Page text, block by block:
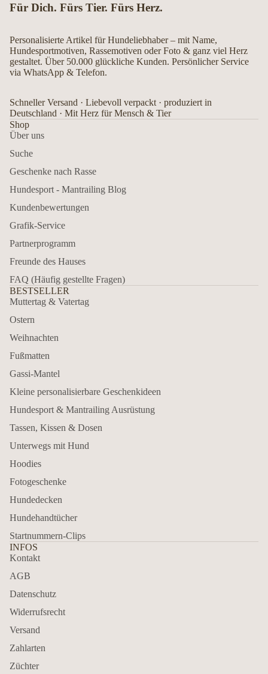
Für Dich. Fürs Tier. Fürs Herz.
Personalisierte Artikel für Hundeliebhaber – mit Name,
Hundesportmotiven, Rassemotiven oder Foto & ganz viel Herz
gestaltet. Über 50.000 glückliche Kunden. Persönlicher Service
via WhatsApp & Telefon.
Schneller Versand · Liebevoll verpackt · produziert in
Deutschland · Mit Herz für Mensch & Tier
Shop
Über uns
Suche
Geschenke nach Rasse
Hundesport - Mantrailing Blog
Kundenbewertungen
Grafik-Service
Partnerprogramm
Freunde des Hauses
FAQ (Häufig gestellte Fragen)
BESTSELLER
Muttertag & Vatertag
Ostern
Weihnachten
Fußmatten
Gassi-Mantel
Kleine personalisierbare Geschenkideen
Hundesport & Mantrailing Ausrüstung
Tassen, Kissen & Dosen
Unterwegs mit Hund
Hoodies
Fotogeschenke
Hundedecken
Hundehandtücher
Startnummern-Clips
INFOS
Kontakt
AGB
Datenschutz
Widerrufsrecht
Versand
Zahlarten
Züchter